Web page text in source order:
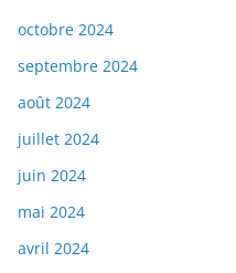
octobre 2024
septembre 2024
août 2024
juillet 2024
juin 2024
mai 2024
avril 2024